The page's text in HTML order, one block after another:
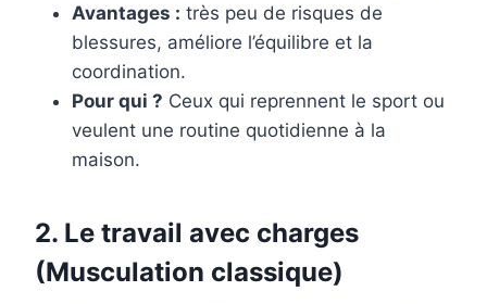
Avantages : très peu de risques de
blessures, améliore l’équilibre et la
coordination.
Pour qui ? Ceux qui reprennent le sport ou
veulent une routine quotidienne à la
maison.
2. Le travail avec charges
(Musculation classique)